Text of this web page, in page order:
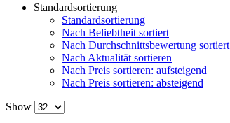
Standardsortierung
Standardsortierung
Nach Beliebtheit sortiert
Nach Durchschnittsbewertung sortiert
Nach Aktualität sortieren
Nach Preis sortieren: aufsteigend
Nach Preis sortieren: absteigend
Show